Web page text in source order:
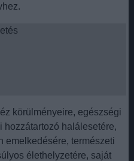
körülményeire, egészségi
hozzátartozó halálesetére,
emelkedésére, természeti
élethelyzetére, saját